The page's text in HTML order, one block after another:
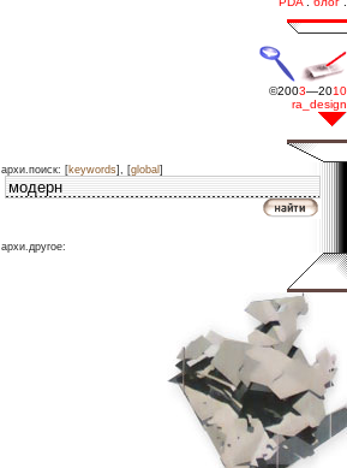
архи.поиск: [keywords], [global ]
архи.другое: